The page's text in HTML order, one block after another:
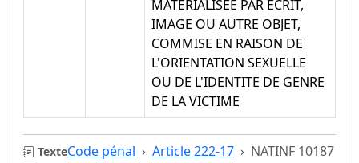
MATERIALISEE PAR ECRIT,
IMAGE OU AUTRE OBJET,
COMMISE EN RAISON DE
L'ORIENTATION SEXUELLE
OU DE L'IDENTITE DE GENRE
DE LA VICTIME
TexteCode pénal Article 222-17 NATINF 10187